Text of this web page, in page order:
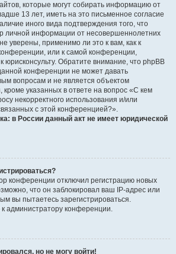
которые могут собирать информацию от
13 лет, иметь на это письменное согласие
иного вида подтверждения того, что
личной информации от несовершеннолетних
уверены, применимо ли это к вам, как к
или к самой конференции,
юрисконсульту. Обратите внимание, что phpBB
конференции не может давать
вопросам и не является объектом
указанных в ответе на вопрос «С кем
некорректного использования и/или
с этой конференцией?».
в России данный акт не имеет юридической
конференции отключил регистрацию новых
что он заблокировал ваш IP-адрес или
вы пытаетесь зарегистрироваться.
администратору конференции.
но не могу войти!